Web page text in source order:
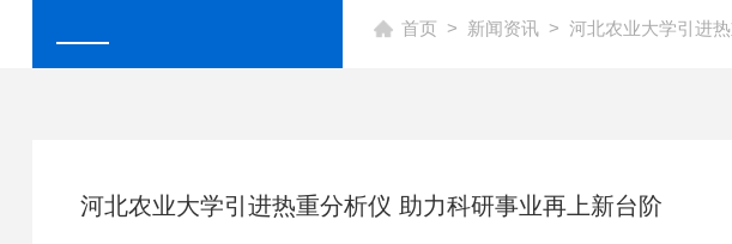
首页 > 新闻资讯> 河北农业大学引进热
河北农业大学引进热重分析仪 助力科研事业再上新台阶